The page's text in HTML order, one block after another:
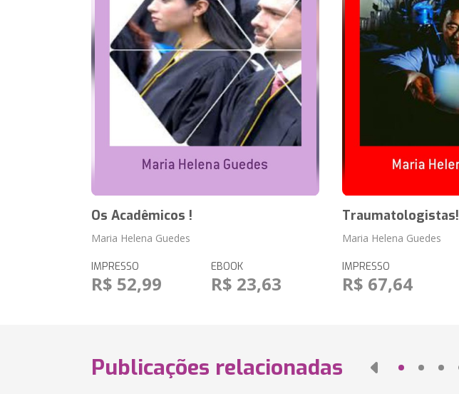
Os Acadêmicos !
Maria Helena Guedes
IMPRESSO
R$ 52,99
EBOOK
R$ 23,63
Traumatologistas!
Maria Helena Guedes
IMPRESSO
R$ 67,64
Publicações relacionadas